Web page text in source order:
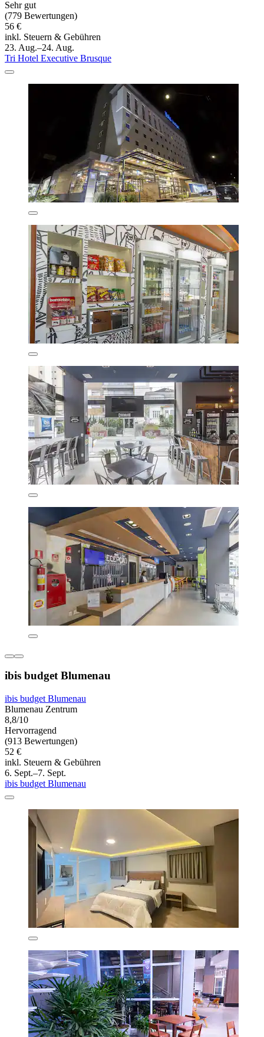
Sehr gut
(779 Bewertungen)
56 €
inkl. Steuern & Gebühren
23. Aug.–24. Aug.
Tri Hotel Executive Brusque
ibis budget Blumenau
ibis budget Blumenau
Blumenau Zentrum
8,8/10
Hervorragend
(913 Bewertungen)
52 €
inkl. Steuern & Gebühren
6. Sept.–7. Sept.
ibis budget Blumenau